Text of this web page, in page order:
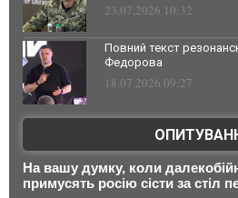
23.07.2026 10:32
Повний текст
Федорова
18.07.2026 09:27
На вашу думку, коли
примусять росію сісти за стіл